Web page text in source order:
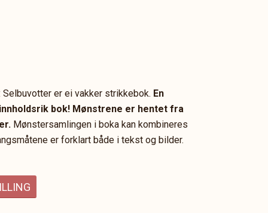
er ei vakker strikkebok. En
bok! Mønstrene er hentet fra
Mønstersamlingen i boka kan kombineres
er forklart både i tekst og bilder.